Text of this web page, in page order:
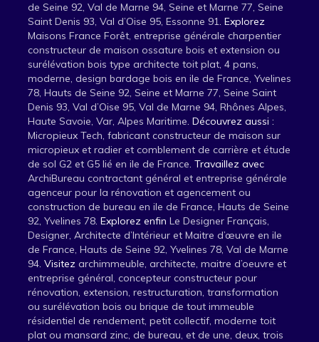
de Seine 92, Val de Marne 94, Seine et Marne 77, Seine
Saint Denis 93, Val d’Oise 95, Essonne 91. Explorez
Maisons France Forêt, entreprise générale charpentier
constructeur de maison ossature bois et extension ou
surélévation bois type architecte toit plat, 4 pans,
moderne, design bardage bois en ile de France, Yvelines
78, Hauts de Seine 92, Seine et Marne 77, Seine Saint
Denis 93, Val d’Oise 95, Val de Marne 94, Rhônes Alpes,
Haute Savoie, Var, Alpes Maritime. Découvrez aussi :
Micropieux Tech, fabricant constructeur de maison sur
micropieux et radier et comblement de carrière et étude
de sol G2 et G5 lié en ile de France. Travaillez avec
ArchiBureau contractant général et entreprise générale
agenceur pour la rénovation et agencement ou
construction de bureau en ile de France, Hauts de Seine
92, Yvelines 78. Explorez enfin Le Designer Français,
Designer, Architecte d’Intérieur et Maitre d’œuvre en ile
de France, Hauts de Seine 92, Yvelines 78, Val de Marne
94. Visitez archimmeuble, architecte, maitre d’oeuvre et
entreprise général, concepteur constructeur pour
rénovation, extension, restructuration, transformation
ou surélévation bois ou brique de tout immeuble
résidentiel de rendement, petit collectif, moderne toit
plat ou mansard zinc, de bureau, et de une, deux, trois